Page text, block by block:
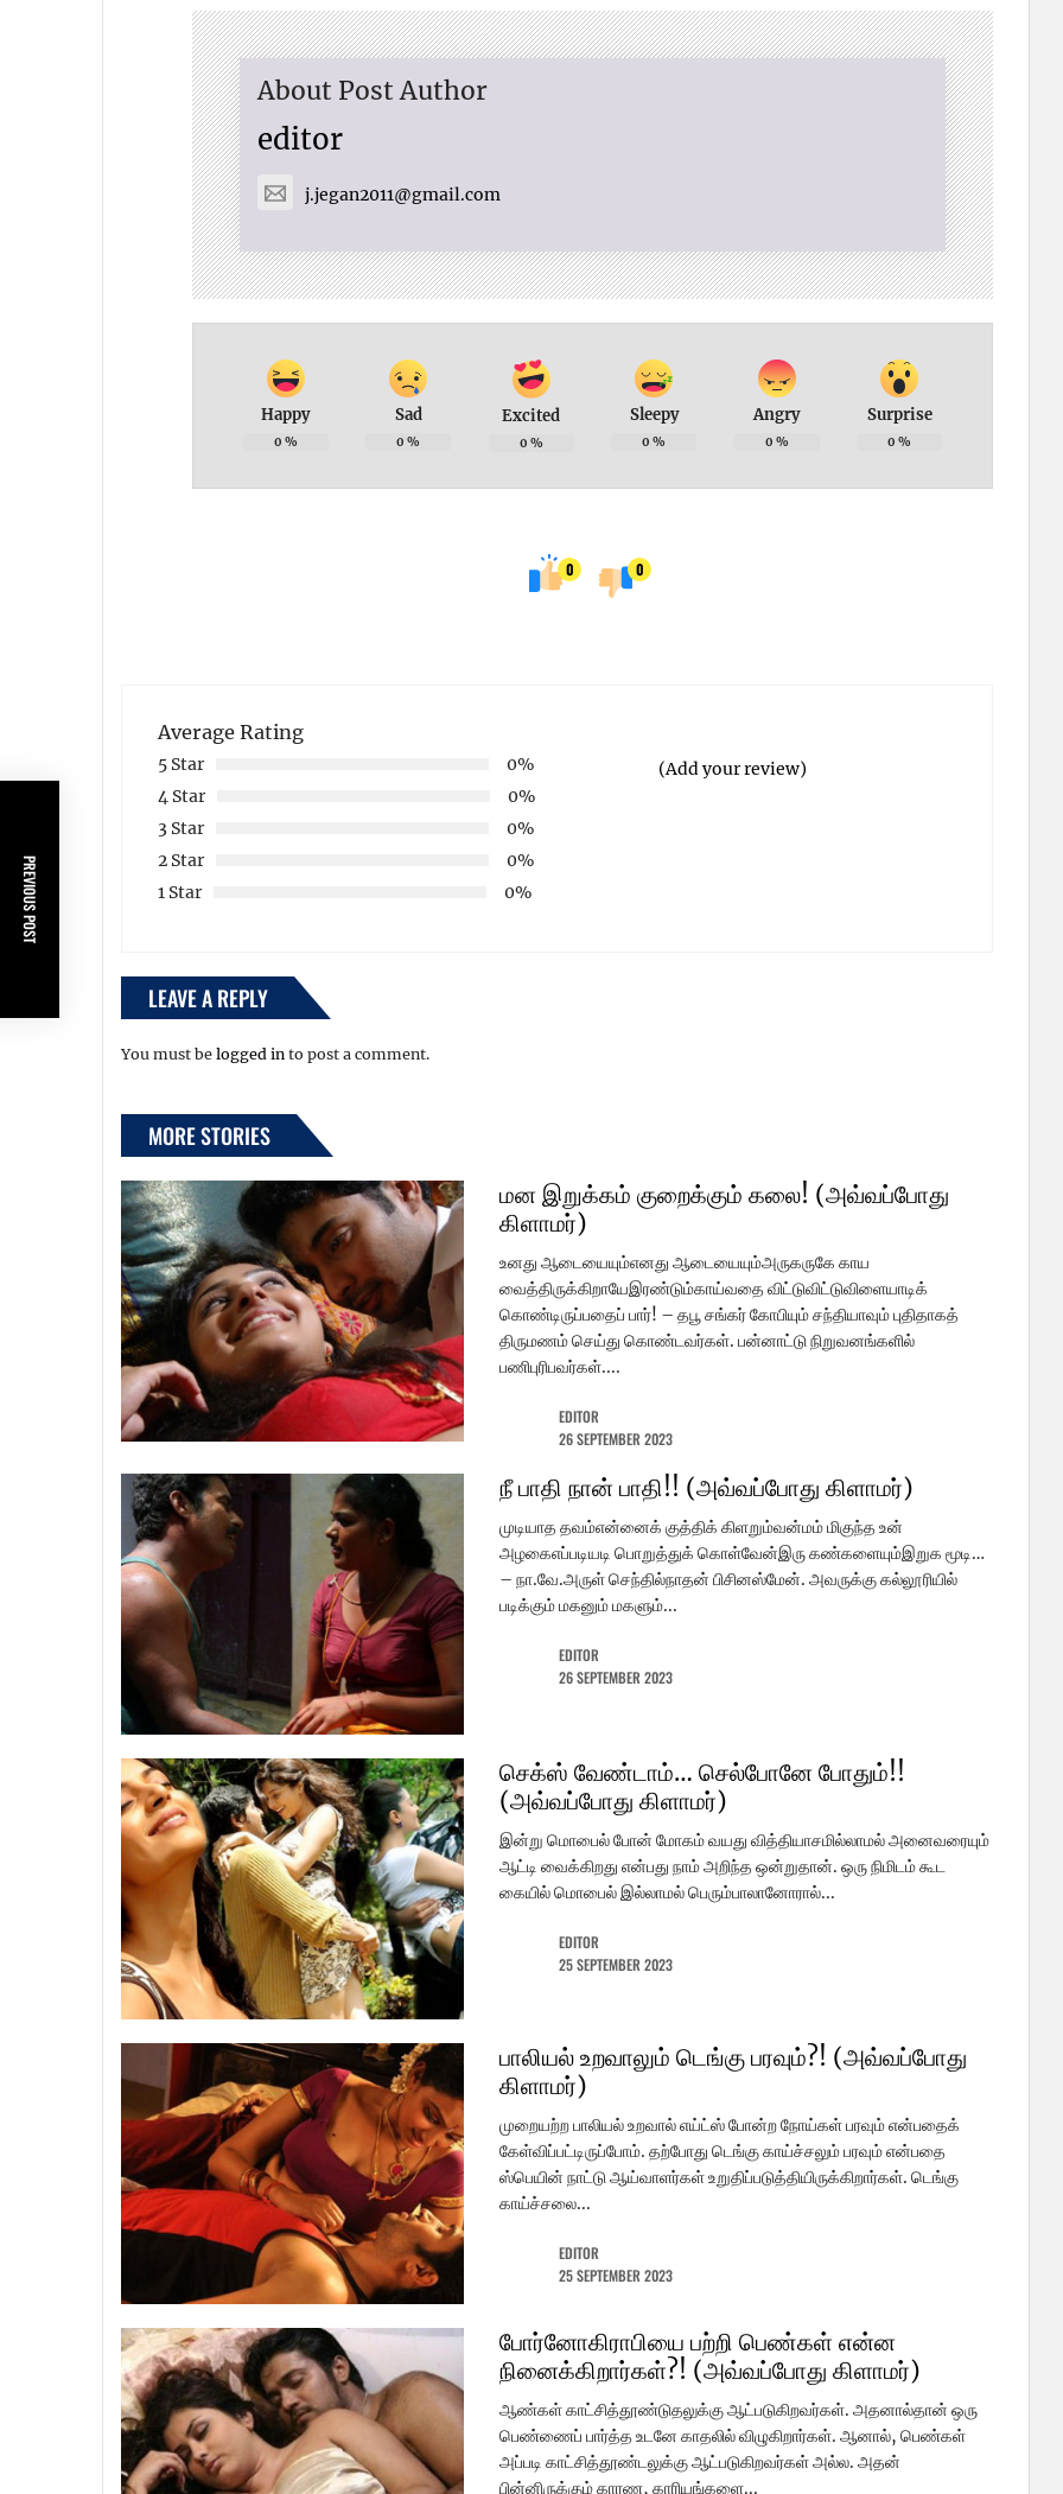
About Post Author
editor
j.jegan2011@gmail.com
Happy
0 %
Sad
0 %
Excited
0 %
Sleepy
0 %
Angry
0 %
Surprise
0 %
0 0
Average Rating
5 Star
0%
4 Star
0%
3 Star
0%
2 Star
0%
1 Star
0%
(Add your review)
LEAVE A REPLY
You must be logged in to post a comment.
PREVIOUS POST
MORE STORIES
மன இறுக்கம் குறைக்கும் கலை! (அவ்வப்போது
கிளாமர்)
உனது ஆடையையும்எனது ஆடையையும்அருகருகே காய
வைத்திருக்கிறாயேஇரண்டும்காய்வதை விட்டுவிட்டுவிளையாடிக்
கொண்டிருப்பதைப் பார்! – தபூ சங்கர் கோபியும் சந்தியாவும் புதிதாகத்
திருமணம் செய்து கொண்டவர்கள். பன்னாட்டு நிறுவனங்களில்
பணிபுரிபவர்கள்....
EDITOR
26 SEPTEMBER 2023
நீ பாதி நான் பாதி!! (அவ்வப்போது கிளாமர்)
முடியாத தவம்என்னைக் குத்திக் கிளறும்வன்மம் மிகுந்த உன்
அழகைஎப்படியடி பொறுத்துக் கொள்வேன்இரு கண்களையும்இறுக மூடி…
– நா.வே.அருள் செந்தில்நாதன் பிசினஸ்மேன். அவருக்கு கல்லூரியில்
படிக்கும் மகனும் மகளும்...
EDITOR
26 SEPTEMBER 2023
செக்ஸ் வேண்டாம்… செல்போனே போதும்!!
(அவ்வப்போது கிளாமர்)
இன்று மொபைல் போன் மோகம் வயது வித்தியாசமில்லாமல் அனைவரையும்
ஆட்டி வைக்கிறது என்பது நாம் அறிந்த ஒன்றுதான். ஒரு நிமிடம் கூட
கையில் மொபைல் இல்லாமல் பெரும்பாலானோரால்...
EDITOR
25 SEPTEMBER 2023
பாலியல் உறவாலும் டெங்கு பரவும்?! (அவ்வப்போது
கிளாமர்)
முறையற்ற பாலியல் உறவால் எய்ட்ஸ் போன்ற நோய்கள் பரவும் என்பதைக்
கேள்விப்பட்டிருப்போம். தற்போது டெங்கு காய்ச்சலும் பரவும் என்பதை
ஸ்பெயின் நாட்டு ஆய்வாளர்கள் உறுதிப்படுத்தியிருக்கிறார்கள். டெங்கு
காய்ச்சலை...
EDITOR
25 SEPTEMBER 2023
போர்னோகிராபியை பற்றி பெண்கள் என்ன
நினைக்கிறார்கள்?! (அவ்வப்போது கிளாமர்)
ஆண்கள் காட்சித்தூண்டுதலுக்கு ஆட்படுகிறவர்கள். அதனால்தான் ஒரு
பெண்ணைப் பார்த்த உடனே காதலில் விழுகிறார்கள். ஆனால், பெண்கள்
அப்படி காட்சித்தூண்டலுக்கு ஆட்படுகிறவர்கள் அல்ல. அதன்
பின்னிருக்கும் காரண, காரியங்களை...